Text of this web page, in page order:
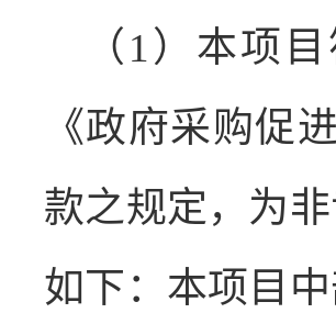
（ 1）本项
《政府采购促
款之规定，为
如下：本项目